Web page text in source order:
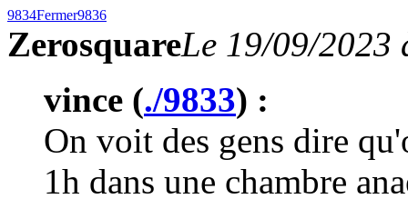
9834Fermer9836
ZerosquareLe 19/09/2023
vince (./9833) :
On voit des gens dire
1h dans une chambre